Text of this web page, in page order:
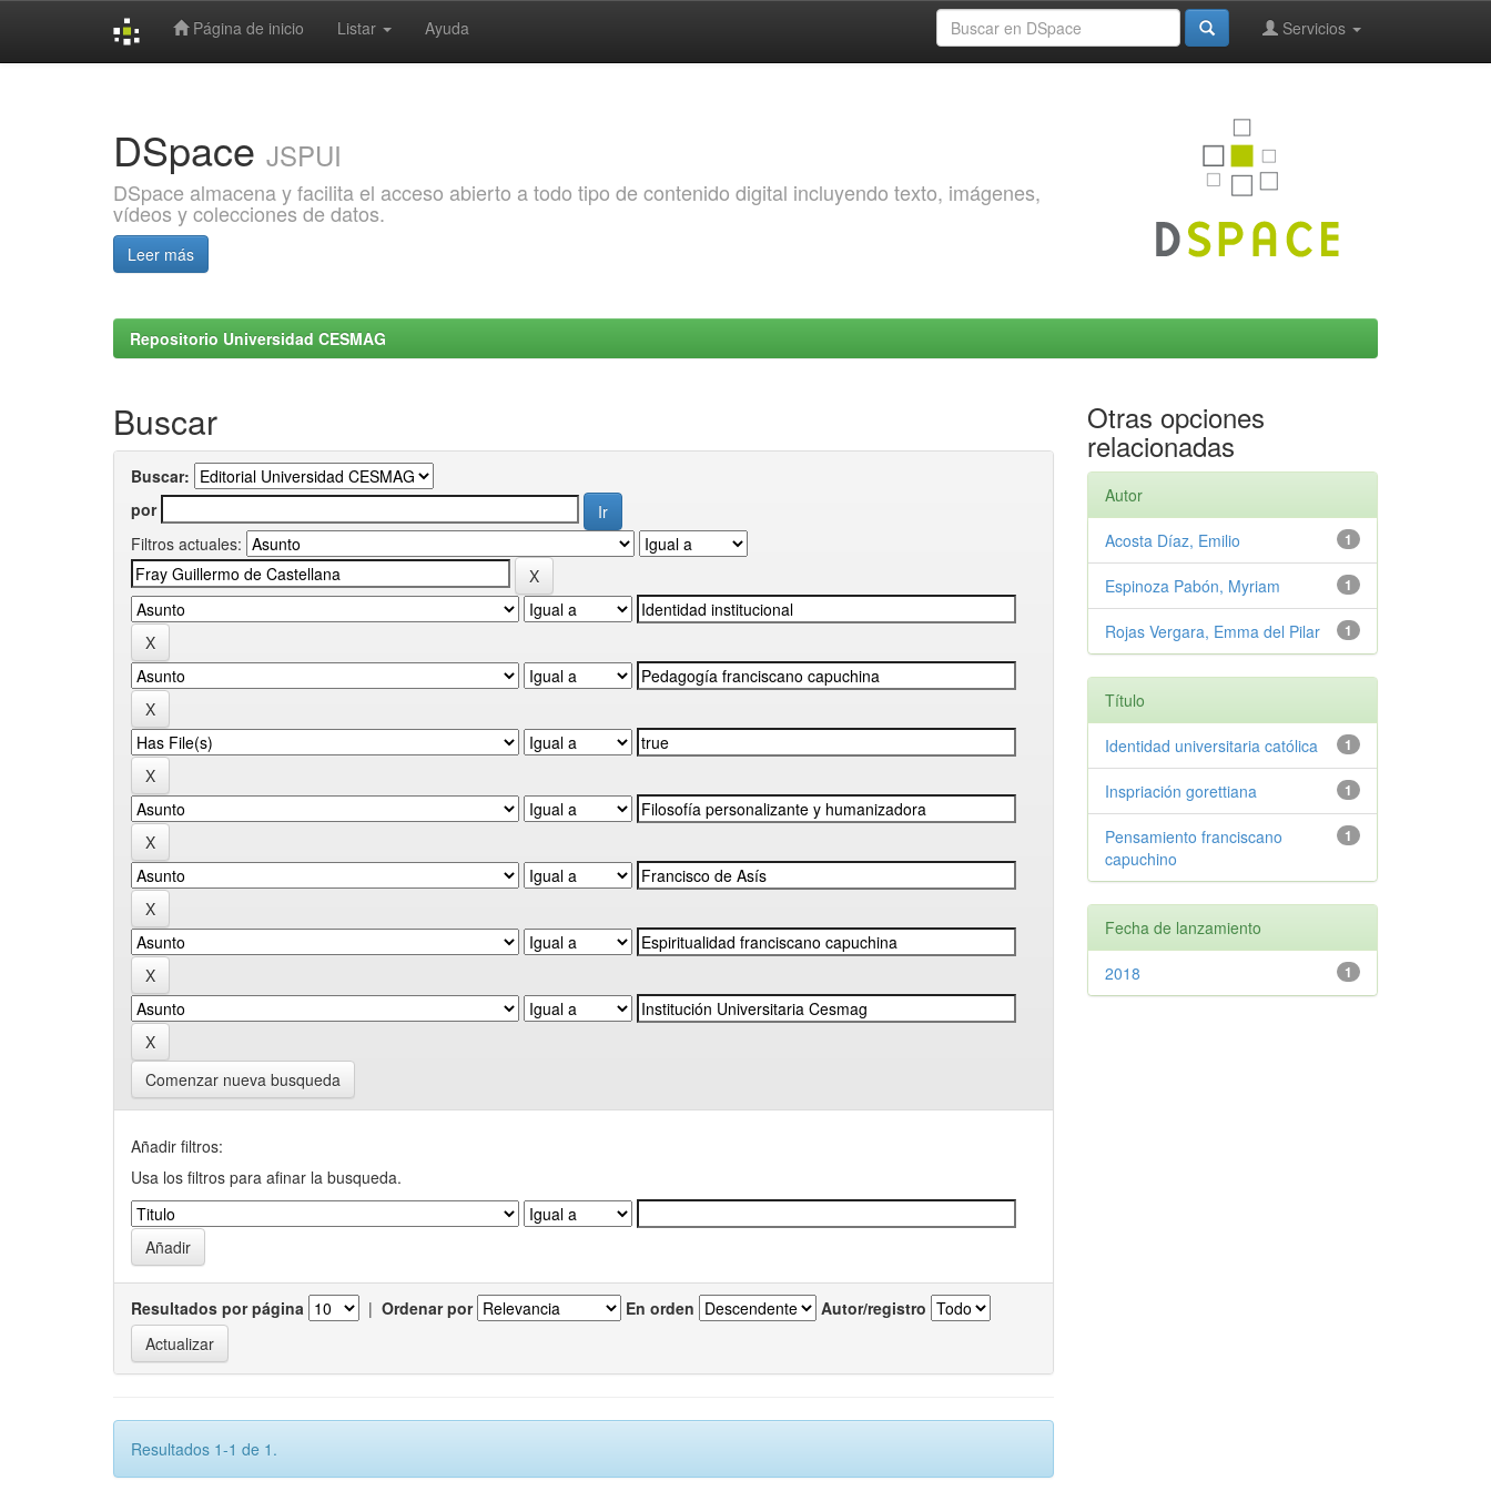
Página de inicio Listar Ayuda Servicios
DSpace JSPUI
DSpace almacena y facilita el acceso abierto a todo tipo de contenido digital incluyendo texto, imágenes,
vídeos y colecciones de datos.
Leer más
Repositorio Universidad CESMAG
Buscar
Buscar:
por
Filtros actuales:
Comenzar nueva busqueda
Añadir filtros:
Usa los filtros para afinar la busqueda.
Resultados por página | Ordenar por En orden Autor/registro
Resultados 1-1 de 1.
Otras opciones
relacionadas
Autor
1
Acosta Díaz, Emilio
1
Espinoza Pabón, Myriam
1
Rojas Vergara, Emma del Pilar
Título
1
Identidad universitaria católica
1
Inspriación gorettiana
1
Pensamiento franciscano
capuchino
Fecha de lanzamiento
1
2018